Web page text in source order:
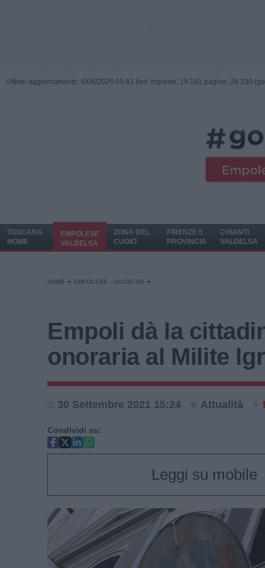
Ultimo aggiornamento: 6/08/2026 09:43 | ieri: Ingressi: 19.161 pagine: 28.230
TOSCANA
HOME
EMPOLESE
VALDELSA
ZONA DEL
CUOIO
FIRENZE E
PROVINCIA
CHIANTI
VALDELSA
HOME EMPOLESE - VALDELSA
Empoli dà la
onoraria al Milite
30 Settembre 2021 15:24 Attualità
Condividi su:
Leggi su mobile